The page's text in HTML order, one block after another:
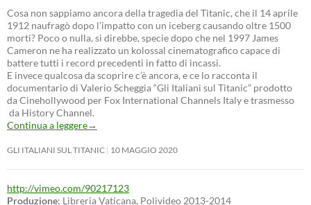
Cosa non sappiamo ancora della tragedia del Titanic, che il 14 aprile
1912 naufragò dopo l’impatto con un iceberg causando oltre 1500
morti? Poco o nulla, si direbbe, specie dopo che nel 1997 James
Cameron ne ha realizzato un kolossal cinematografico capace di
battere tutti i record precedenti in fatto di incassi.
E invece qualcosa da scoprire c’è ancora, e ce lo racconta il
documentario di Valerio Scheggia “Gli Italiani sul Titanic” prodotto
da Cinehollywood per Fox International Channels Italy e trasmesso
da History Channel.
Continua a leggere→
GLI ITALIANI SUL TITANIC 10 MAGGIO 2020
http://vimeo.com/90217123
Produzione: Libreria Vaticana, Polivideo 2013-2014